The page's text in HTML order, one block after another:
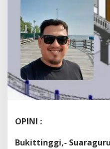
OPINI :
Bukittinggi,-